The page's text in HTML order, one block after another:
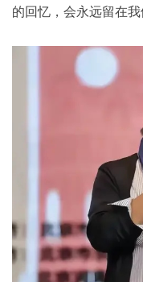
的回忆，会永远留在我